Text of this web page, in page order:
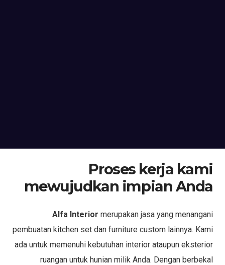
Proses kerja kami
mewujudkan impian Anda
Alfa Interior merupakan jasa yang menangani
pembuatan kitchen set dan furniture custom lainnya. Kami
ada untuk memenuhi kebutuhan interior ataupun eksterior
ruangan untuk hunian milik Anda. Dengan berbekal